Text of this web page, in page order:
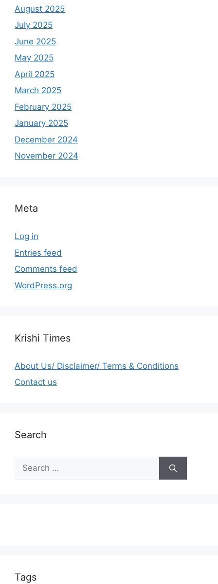
August 2025
July 2025
June 2025
May 2025
April 2025
March 2025
February 2025
January 2025
December 2024
November 2024
Meta
Log in
Entries feed
Comments feed
WordPress.org
Krishi Times
About Us/ Disclaimer/ Terms & Conditions
Contact us
Search
Tags